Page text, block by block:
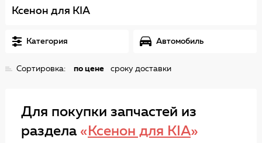
Ксенон для KIA
Категория Автомобиль
Сортировка: по цене сроку доставки
Для покупки запчастей из
раздела « Ксенон для KIA»